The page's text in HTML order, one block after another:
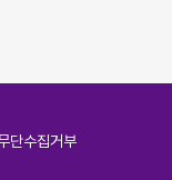
단수집거부